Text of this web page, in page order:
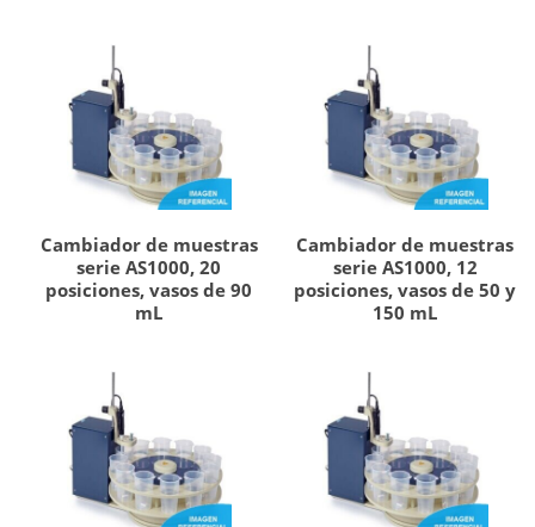
Cambiador de muestras
serie AS1000, 20
posiciones, vasos de 90
mL
Cambiador de muestras
serie AS1000, 12
posiciones, vasos de 50 y
150 mL